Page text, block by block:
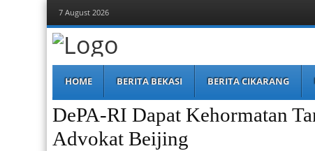
7 August 2026
Berita Bekasi
Mudah Melihat Bekasi
Menu
content
HOME BERITA BEKASI BERITA CIKARANG
DePA-RI Dapat Kehormatan
Advokat Beijing